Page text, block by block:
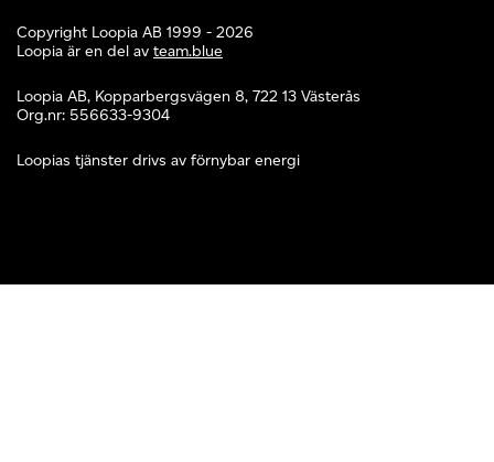
Copyright Loopia AB 1999 - 2026
Loopia är en del av team.blue
Loopia AB, Kopparbergsvägen 8, 722 13 Västerås
Org.nr: 556633-9304
Loopias tjänster drivs av förnybar energi